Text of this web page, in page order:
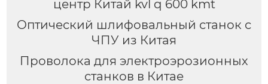
центр Китай kvl q 600 kmt
Оптический шлифовальный станок с
ЧПУ из Китая
Проволока для электроэрозионных
станков в Китае